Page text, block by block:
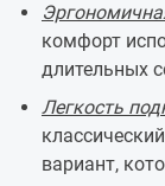
комфорт
длительных
Легкость
вариант,